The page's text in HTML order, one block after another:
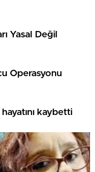
Yasal Değil
Operasyonu
kaybetti